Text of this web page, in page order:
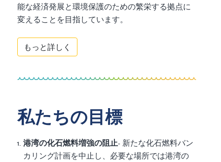
能な経済発展と環境保護のための繁栄する拠点に
変えることを目指しています。
もっと詳しく
私たちの目標
港湾の化石燃料増強の阻止- 新たな化石燃料バン
カリング計画を中止し、必要な場所では港湾の